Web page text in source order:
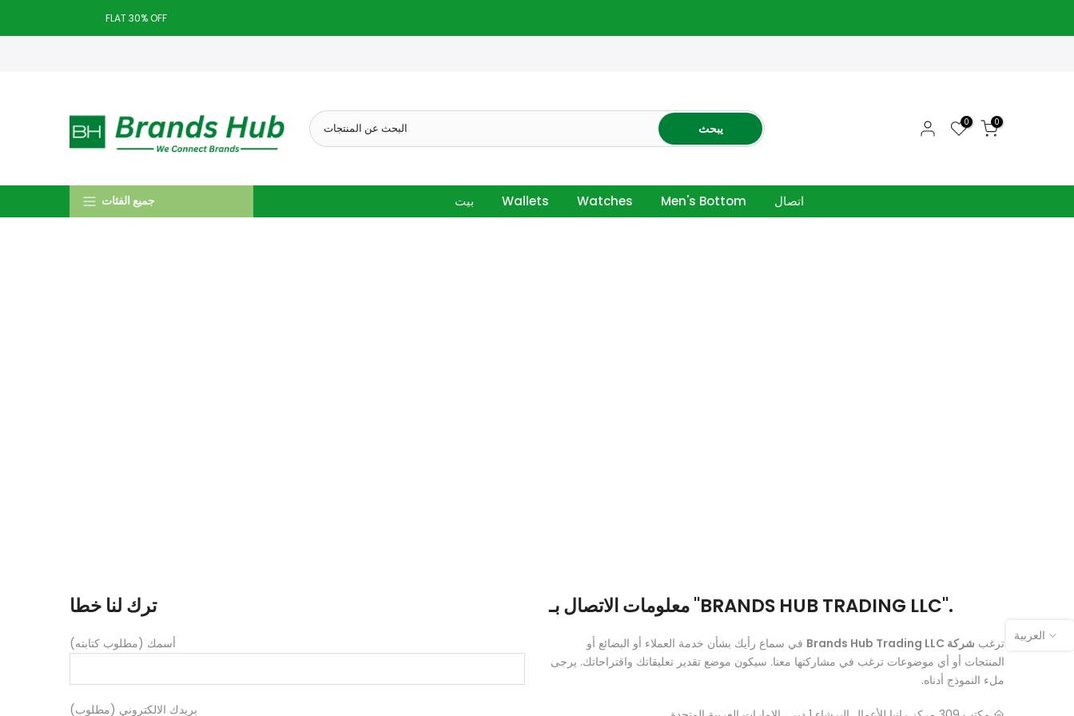
الى
FLAT 30% OFF
Today deal sale off 70%. End in. Hurry Up!!
يبحث 0 0
جميع الفئات بيت Wallets Watches Men's Bottom اتصال
ترك لنا خطا
أسمك (مطلوب كتابته)
بريدك الالكتروني (مطلوب)
معلومات الاتصال بـ "BRANDS HUB TRADING LLC".
ترغب شركة Brands Hub Trading LLC
في سماع رأيك بشأن خدمة العملاء أو البضائع أو
المنتجات أو أي موضوعات ترغب في مشاركتها معنا. سيكون موضع تقدير تعليقاتك واقتراحاتك. يرجى
ملء النموذج أدناه.
العربية